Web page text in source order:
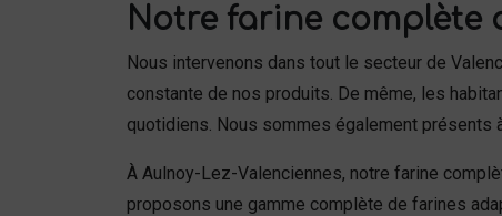
Notre farine complète
Nous intervenons dans tout le secteur de
constante de nos produits. De même, les
quotidiens. Nous sommes également présents
À Aulnoy-Lez-Valenciennes, notre farine
proposons une gamme complète de farines